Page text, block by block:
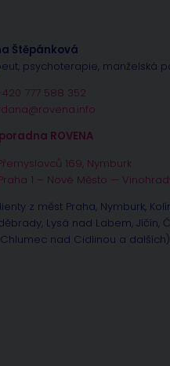
Štěpánková
psychoterapie, manželská
777 588 352
ROVENA
169, Nymburk
1 – Nové Město —
z měst Praha, Nymburk,
Lysá nad Labem, Jíčín,
Chlumec nad Cidlinou a dalších)